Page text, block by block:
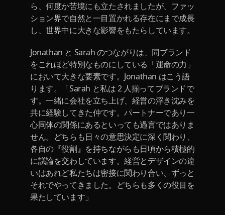
ら、何度か苦境にも立たされましたが、ファッ
ション界で自然と一目置かれる存在にまで成長
し、世界中に大きな影響をもたらしています。
Jonathan と Sarah のつながりは、同ブランド
をこれほど特別なものにしている「運命の力」
において大きな要素です。Jonathan はこう語
ります。「Sarah と私は 2 人揃ってブランドで
す。一緒に会社を立ち上げ、経営の浮き沈みを
共に経験してきた仲です。パートナーであり一
心同体の関係にあるといっても過言ではありま
せん。どちらも日々の意思決定に深く関わり、
各自の『役割』を持ちながらも日頃から積極的
に議論を交わしています。経営とデザインの違
いはあれど私たちは密接に関わり合い、ずっと
それでやってきました。どちらも多くの役目を
果たしています」